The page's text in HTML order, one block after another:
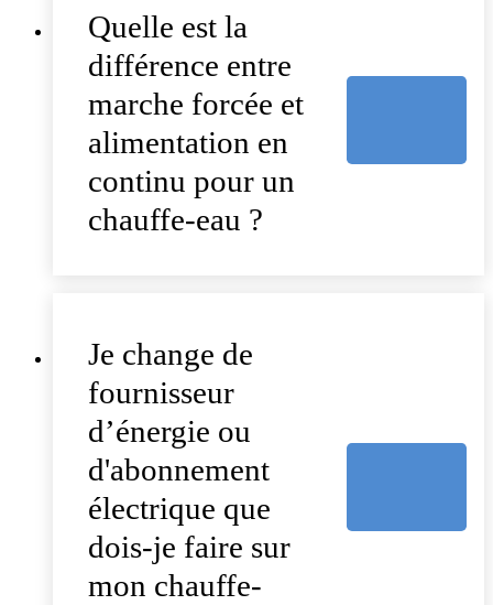
Quelle est la
différence entre
marche forcée et
alimentation en
continu pour un
chauffe-eau ?
Je change de
fournisseur
d’énergie ou
d'abonnement
électrique que
dois-je faire sur
mon chauffe-